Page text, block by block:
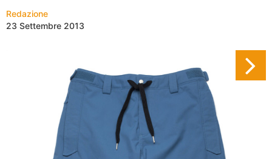
Redazione
23 Settembre 2013